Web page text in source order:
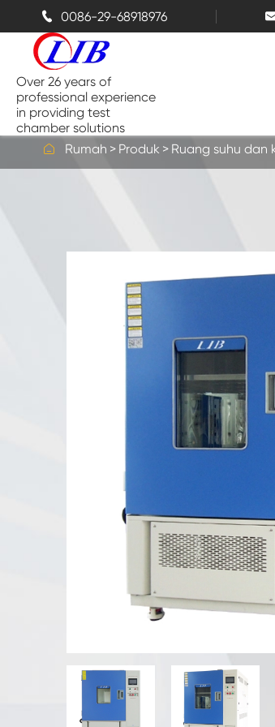
 0086-29-68918976
Over 26 years of
professional experience
in providing test
chamber solutions
Kamar tes Benchtop
Wadah semprotan garam
Ruang tes debu
 Rumah Produk Ruang suhu dan